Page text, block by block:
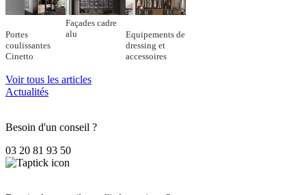
Portes
coulissantes
Cinetto
Façades cadre
alu
Equipements de
dressing et
accessoires
Voir tous les articles
Actualités
Besoin d'un conseil ?
03 20 81 93 50